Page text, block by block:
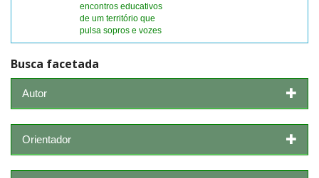
encontros educativos
de um território que
pulsa sopros e vozes
Busca facetada
Autor
Orientador